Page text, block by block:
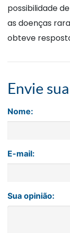
possibilidade
as doenças
obteve
Envie
Nome:
E-mail:
Sua opinião: